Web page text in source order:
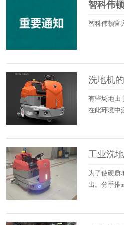
智科伟顿官
有些场地由
在此环境中
工业洗
为了使硬质
出。分手推